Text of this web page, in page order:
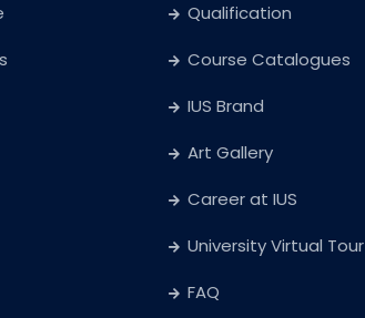
Qualification
Course Catalogues
IUS Brand
Art Gallery
Career at IUS
University Virtual Tour
FAQ